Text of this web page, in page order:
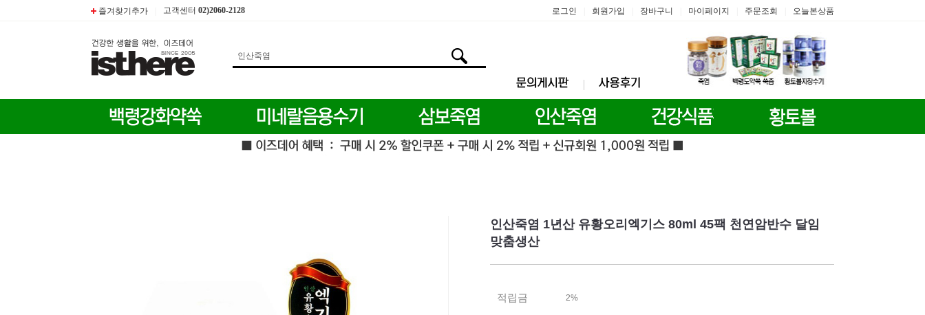
즐겨찾기추가 고객센터 02)2060-2128 로그인 회원가입 장바구니 마이페이지 주문조회 오늘본상품
인산죽염 1년산 유황오리엑기스 80ml 45팩 천연암반수 달임
맞춤생산
적립금 2%